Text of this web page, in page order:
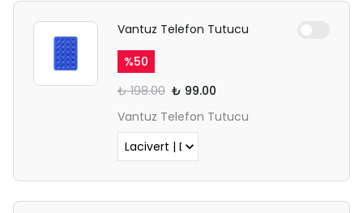
Vantuz Telefon Tutucu
%50
₺ 198.00 ₺ 99.00
Vantuz Telefon Tutucu